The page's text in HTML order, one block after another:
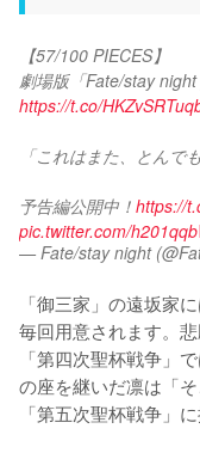
【57/100 PIECES】
劇場版「Fate/stay
https://t.co/
「これはまた、とんで
予告編公開中！ https://
pic.twitter.com/
— Fate/stay night
「御三家」の遠坂家
毎回用意されます。
「第四次聖杯戦争」
の座を継いだ凛は「
「第五次聖杯戦争」に